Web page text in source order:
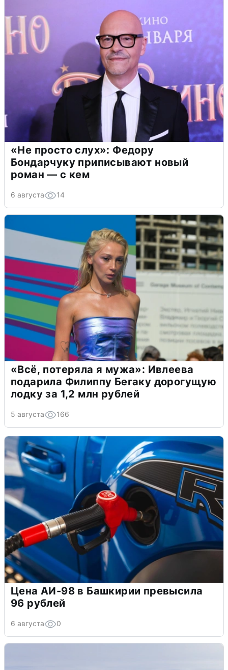
«Не просто слух»: Федору
Бондарчуку приписывают новый
роман — с кем
6 августа 14
«Всё, потеряла я мужа»: Ивлеева
подарила Филиппу Бегаку дорогущую
лодку за 1,2 млн рублей
5 августа 166
Цена АИ-98 в Башкирии превысила
96 рублей
6 августа 0